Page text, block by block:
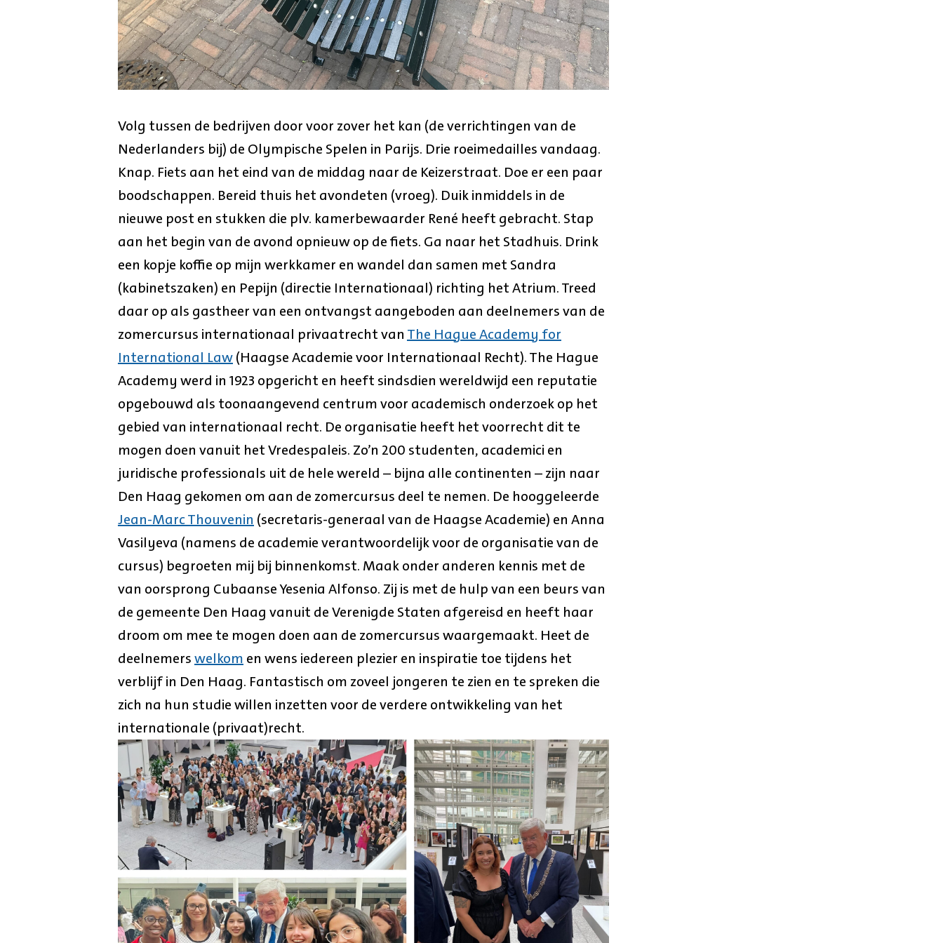
Volg tussen de bedrijven door voor zover het kan (de verrichtingen van de
Nederlanders bij) de Olympische Spelen in Parijs. Drie roeimedailles vandaag.
Knap. Fiets aan het eind van de middag naar de Keizerstraat. Doe er een paar
boodschappen. Bereid thuis het avondeten (vroeg). Duik inmiddels in de
nieuwe post en stukken die plv. kamerbewaarder René heeft gebracht. Stap
aan het begin van de avond opnieuw op de fiets. Ga naar het Stadhuis. Drink
een kopje koffie op mijn werkkamer en wandel dan samen met Sandra
(kabinetszaken) en Pepijn (directie Internationaal) richting het Atrium. Treed
daar op als gastheer van een ontvangst aangeboden aan deelnemers van de
zomercursus internationaal privaatrecht van The Hague Academy for
International Law(Haagse Academie voor Internationaal Recht). The Hague
Academy werd in 1923 opgericht en heeft sindsdien wereldwijd een reputatie
opgebouwd als toonaangevend centrum voor academisch onderzoek op het
gebied van internationaal recht. De organisatie heeft het voorrecht dit te
mogen doen vanuit het Vredespaleis. Zo’n 200 studenten, academici en
juridische professionals uit de hele wereld – bijna alle continenten – zijn naar
Den Haag gekomen om aan de zomercursus deel te nemen. De hooggeleerde
Jean-Marc Thouvenin (secretaris-generaal van de Haagse Academie) en Anna
Vasilyeva (namens de academie verantwoordelijk voor de organisatie van de
cursus) begroeten mij bij binnenkomst. Maak onder anderen kennis met de
van oorsprong Cubaanse Yesenia Alfonso. Zij is met de hulp van een beurs van
de gemeente Den Haag vanuit de Verenigde Staten afgereisd en heeft haar
droom om mee te mogen doen aan de zomercursus waargemaakt. Heet de
deelnemerswelkom en wens iedereen plezier en inspiratie toe tijdens het
verblijf in Den Haag. Fantastisch om zoveel jongeren te zien en te spreken die
zich na hun studie willen inzetten voor de verdere ontwikkeling van het
internationale (privaat)recht.